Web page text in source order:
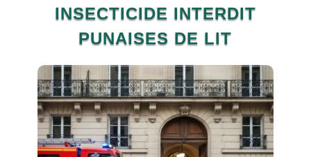
INSECTICIDE INTERDIT
PUNAISES DE LIT